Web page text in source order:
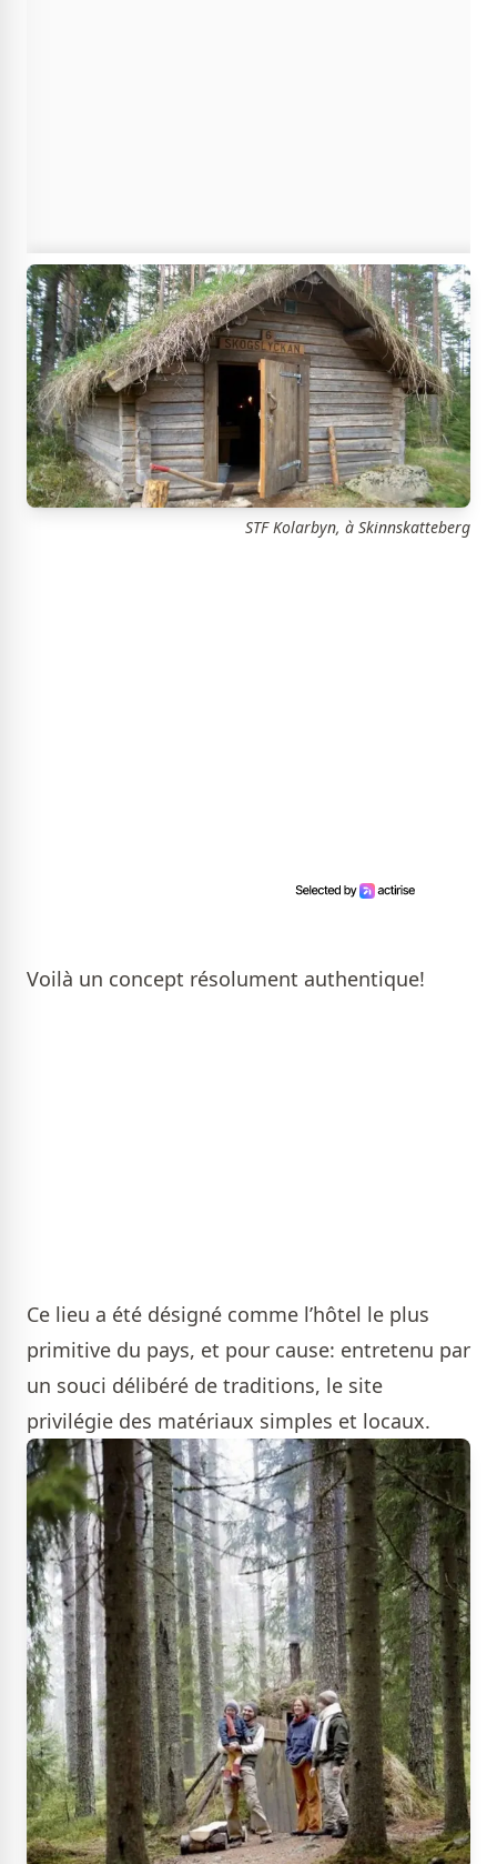
STF Kolarbyn, à Skinnskatteberg
Voilà un concept résolument authentique!
Ce lieu a été désigné comme l’hôtel le plus
primitive du pays, et pour cause: entretenu par
un souci délibéré de traditions, le site
privilégie des matériaux simples et locaux.